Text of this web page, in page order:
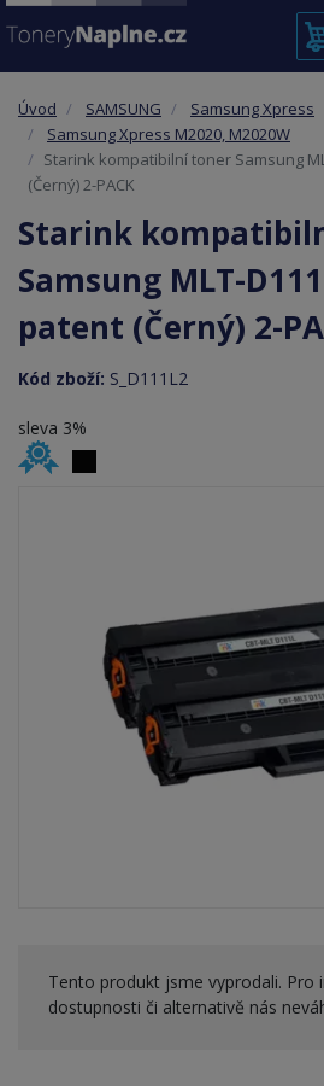
Úvod SAMSUNG Samsung Xpress
Samsung Xpress M2020, M2020W
Starink kompatibilní toner Samsung
(Černý) 2-PACK
Starink
Samsung MLT-
patent (Černý) 2-
Kód zboží: S_D111L2
sleva 3%
Tento produkt jsme vyprodali. Pro
dostupnosti či alternativě nás